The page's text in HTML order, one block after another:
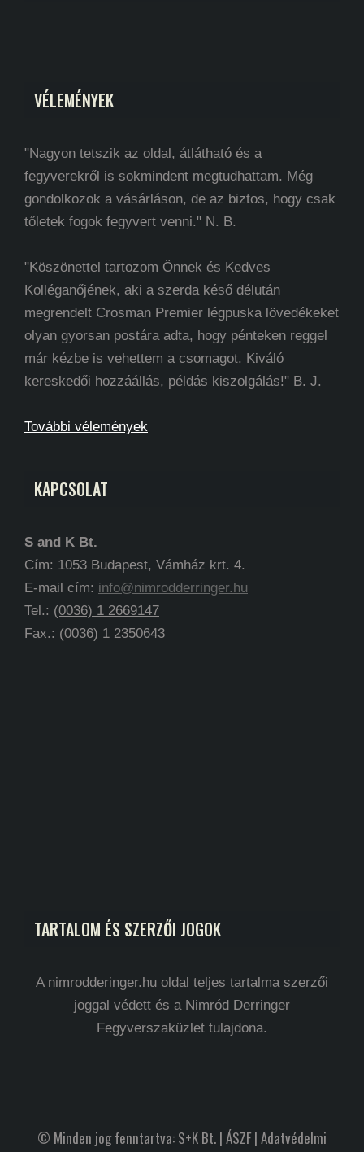
VÉLEMÉNYEK
"Nagyon tetszik az oldal, átlátható és a
fegyverekről is sokmindent megtudhattam. Még
gondolkozok a vásárláson, de az biztos, hogy csak
tőletek fogok fegyvert venni." N. B.
"Köszönettel tartozom Önnek és Kedves
Kolléganőjének, aki a szerda késő délután
megrendelt Crosman Premier légpuska lövedékeket
olyan gyorsan postára adta, hogy pénteken reggel
már kézbe is vehettem a csomagot. Kiváló
kereskedői hozzáállás, példás kiszolgálás!" B. J.
További vélemények
KAPCSOLAT
S and K Bt.
Cím: 1053 Budapest, Vámház krt. 4.
E-mail cím: info@nimrodderringer.hu
Tel.: (0036) 1 2669147
Fax.: (0036) 1 2350643
TARTALOM ÉS SZERZŐI JOGOK
A nimrodderinger.hu oldal teljes tartalma szerzői
joggal védett és a Nimród Derringer
Fegyverszaküzlet tulajdona.
© Minden jog fenntartva: S+K Bt. | ÁSZF| Adatvédelmi